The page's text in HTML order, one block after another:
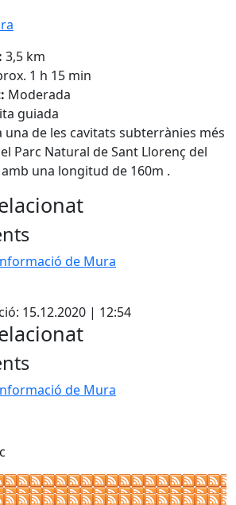
3,5 km
1 h 15 min
Moderada
guiada
una de les cavitats subterrànies més
Parc Natural de Sant Llorenç del
una longitud de 160m .
de Mura
15.12.2020 | 12:54
de Mura